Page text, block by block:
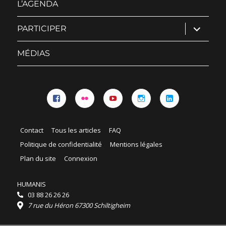
L’AGENDA
PARTICIPER ouvrir
le
sous-
MÉDIAS
Contact Tous les articles
FAQ
Politique de confidentialité
Mentions légales
Plan du site
Connexion
HUMANIS
03 88 26 26 26
7 rue du Héron 67300 Schiltigheim